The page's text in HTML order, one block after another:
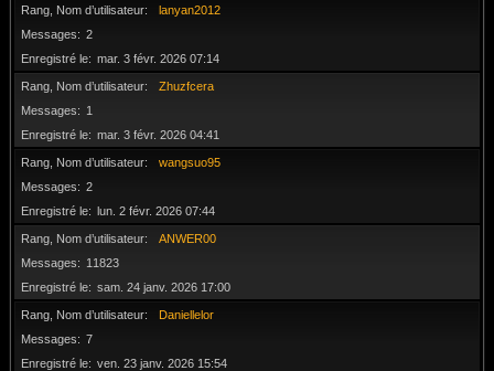
Rang, Nom d’utilisateur
lanyan2012
Messages
2
Enregistré le
mar. 3 févr. 2026 07:14
Rang, Nom d’utilisateur
Zhuzfcera
Messages
1
Enregistré le
mar. 3 févr. 2026 04:41
Rang, Nom d’utilisateur
wangsuo95
Messages
2
Enregistré le
lun. 2 févr. 2026 07:44
Rang, Nom d’utilisateur
ANWER00
Messages
11823
Enregistré le
sam. 24 janv. 2026 17:00
Rang, Nom d’utilisateur
Daniellelor
Messages
7
Enregistré le
ven. 23 janv. 2026 15:54